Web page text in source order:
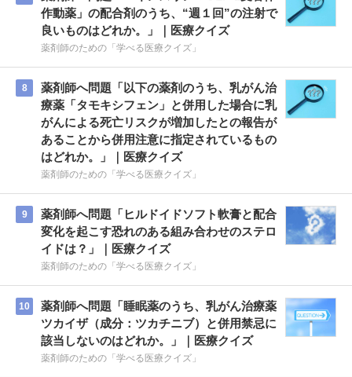
作動薬」の配合剤のうち、“週１回”の注射で
良いものはどれか。」｜医療クイズ
薬剤師のための「学べる医療クイズ」
8
薬剤師へ問題「以下の薬剤のうち、乳がん治
療薬「タモキシフェン」と併用した場合に乳
がんによる死亡リスクが増加したとの報告が
あることから併用注意に指定されているもの
はどれか。」｜医療クイズ
薬剤師のための「学べる医療クイズ」
9
薬剤師へ問題「ヒルドイドソフト軟膏と配合
変化を起こす恐れのある組み合わせのステロ
イドは？」｜医療クイズ
薬剤師のための「学べる医療クイズ」
10
薬剤師へ問題「睡眠薬のうち、乳がん治療薬
ツカイザ（成分：ツカチニブ）と併用禁忌に
該当しないのはどれか。」｜医療クイズ
薬剤師のための「学べる医療クイズ」